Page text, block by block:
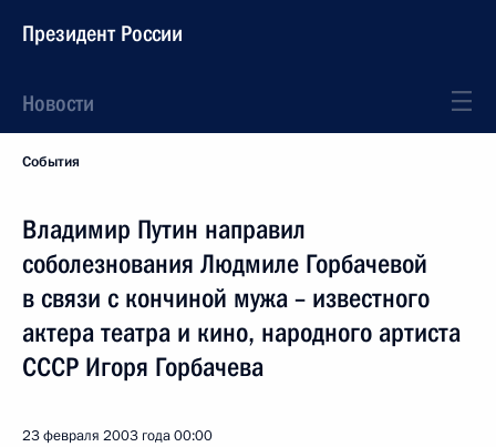
Президент России
Новости
События
Владимир Путин направил
соболезнования Людмиле Горбачевой
в связи с кончиной мужа – известного
актера театра и кино, народного артиста
СССР Игоря Горбачева
23 февраля 2003 года00:00